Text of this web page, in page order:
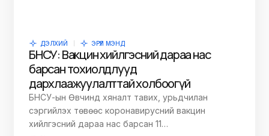
ДЭЛХИЙ ЭРҮҮЛ МЭНД
БНСУ: Вакцин хийлгэсний дараа нас
барсан тохиолдлууд
дархлаажуулалттай холбоогүй
БНСУ-ын Өвчинд хяналт тавих, урьдчилан
сэргийлэх төвөөс коронавирусний вакцин
хийлгэсний дараа нас барсан 11…